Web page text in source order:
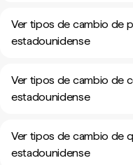
Ver tipos de cambio de
estadounidense
Ver tipos de cambio de
estadounidense
Ver tipos de cambio de
estadounidense